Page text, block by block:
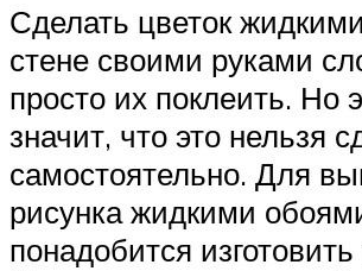
Сделать цветок
стене своими руками
просто их поклеить. Но
значит, что это нельзя
самостоятельно. Для
рисунка жидкими
понадобится